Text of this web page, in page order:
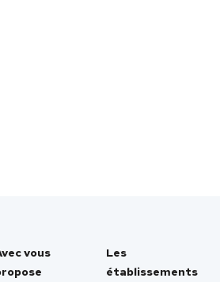
vous
Les
établissements